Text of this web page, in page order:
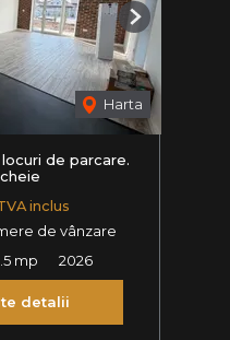
Harta
Next
de parcare.
inclus
de vânzare
mp 2026
detalii